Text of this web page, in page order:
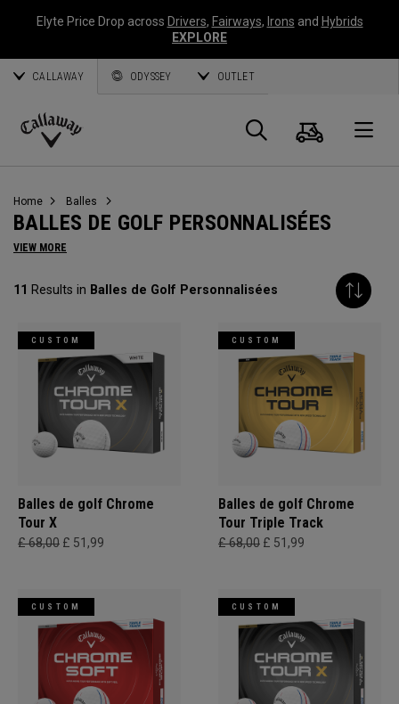
Elyte Price Drop across Drivers, Fairways, Irons and Hybrids
EXPLORE
CALLAWAY ODYSSEY OUTLET
Callaway
Panier
Home Balles
BALLES DE GOLF PERSONNALISÉES
VIEW MORE
11 Results in Balles de Golf Personnalisées
CUSTOM
Balles de golf Chrome
Tour X
£ 68,00 £ 51,99
CUSTOM
Balles de golf Chrome
Tour Triple Track
£ 68,00 £ 51,99
CUSTOM CUSTOM